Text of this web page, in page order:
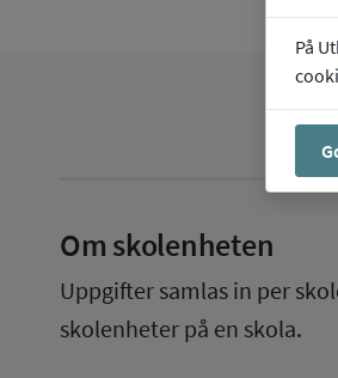
På
Om skolenheten
Uppgifter samlas in per
skolenheter på en skola.